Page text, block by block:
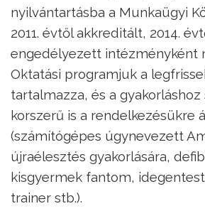
nyilvántartásba a Munkaügyi
2011. évtől akkreditált, 2014.
engedélyezett intézményként
Oktatási programjuk a
tartalmazza, és a gyakorláshoz
korszerű is a rendelkezésükre
(számítógépes úgynevezett
újraélesztés gyakorlására,
kisgyermek fantom,
trainer stb.).